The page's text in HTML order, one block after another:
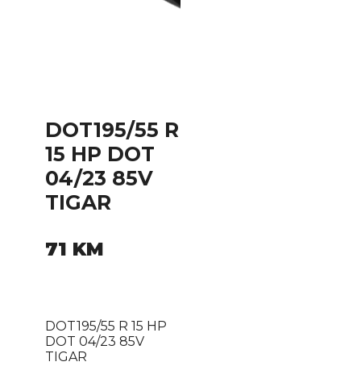
DOT195/55 R
15 HP DOT
04/23 85V
TIGAR
71 KM
DOT195/55 R 15 HP
DOT 04/23 85V
TIGAR